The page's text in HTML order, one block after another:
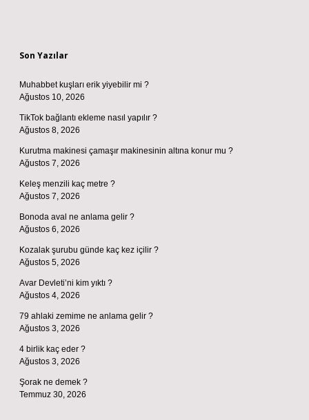
Son Yazılar
Muhabbet kuşları erik yiyebilir mi ?
Ağustos 10, 2026
TikTok bağlantı ekleme nasıl yapılır ?
Ağustos 8, 2026
Kurutma makinesi çamaşır makinesinin altına konur mu ?
Ağustos 7, 2026
Keleş menzili kaç metre ?
Ağustos 7, 2026
Bonoda aval ne anlama gelir ?
Ağustos 6, 2026
Kozalak şurubu günde kaç kez içilir ?
Ağustos 5, 2026
Avar Devleti’ni kim yıktı ?
Ağustos 4, 2026
79 ahlaki zemime ne anlama gelir ?
Ağustos 3, 2026
4 birlik kaç eder ?
Ağustos 3, 2026
Şorak ne demek ?
Temmuz 30, 2026